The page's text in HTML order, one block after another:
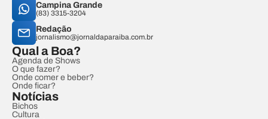
Campina Grande
(83) 3315-3204
Redação
jornalismo@jornaldaparaiba.com.br
Qual a Boa?
Agenda de Shows
O que fazer?
Onde comer e beber?
Onde ficar?
Notícias
Bichos
Cultura